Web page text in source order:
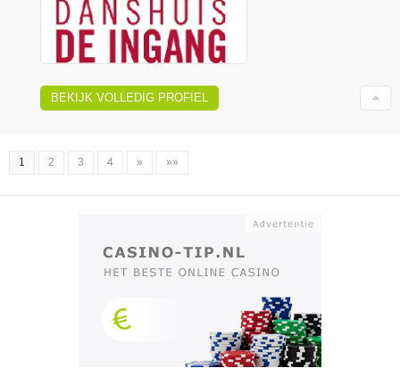
BEKIJK VOLLEDIG PROFIEL
1 2 3 4 » »»